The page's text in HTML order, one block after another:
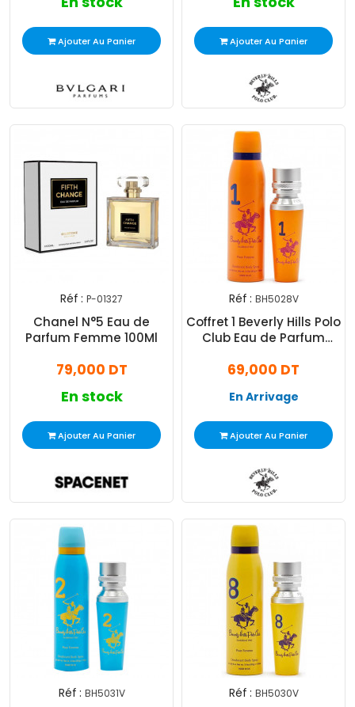
Ajouter Au Panier Ajouter Au Panier
Réf : P-01327
Chanel N°5 Eau de
Parfum Femme 100Ml
79,000 DT
En stock
Ajouter Au Panier
Réf : BH5028V
Coffret 1 Beverly Hills Polo
Club Eau de Parfum
69,000 DT
En Arrivage
Ajouter Au Panier
Réf : BH5031V Réf : BH5030V